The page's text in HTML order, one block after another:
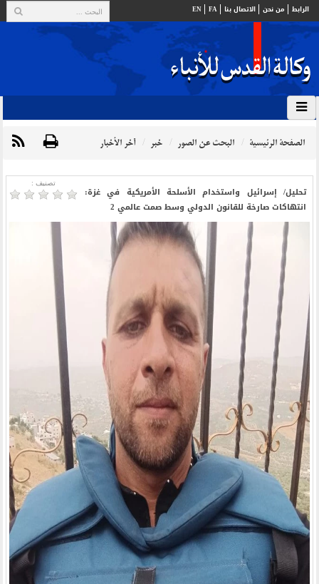
الرابط من نحن الاتصال بنا FA
EN
الصفحة الرئيسية البحث عن الصور خبر آخر الأخبار
تصنیف :
تحليل/ إسرائيل واستخدام الأسلحة الأمريكية في غزة:
انتهاكات صارخة للقانون الدولي وسط صمت عالمي 2